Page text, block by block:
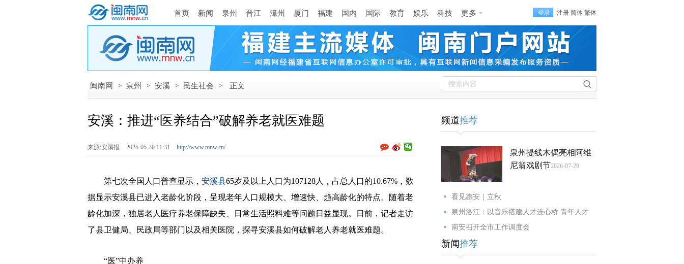
首页 新闻 泉州 晋江 漳州 厦门 福建 国内 国际 教育 娱乐 科技 更多 登录 注册 简体 繁体
闽南网 > 泉州 > 安溪 > 民生社会 > 正文
安溪：推进“医养结合”破解养老就医难题
来源:安溪报 2025-05-30 11:31 http://www.mnw.cn/
第七次全国人口普查显示， 安溪县65岁及以上人口为107128人，占总人口的10.67%，数
据显示安溪县已进入老龄化阶段，呈现老年人口规模大、增速快、趋高龄化的特点。随着老
龄化加深，独居老人医疗养老保障缺失、日常生活照料难等问题日益显现。日前，记者走访
了县卫健局、民政局等部门以及相关医院，探寻安溪县如何破解老人养老就医难题。
“医”中办养
频道推荐
泉州提线木偶亮相阿维
尼翁戏剧节2026-07-29
看见惠安｜立秋
泉州洛江：以音乐搭建人才连心桥 青年人才
南安召开全市工作调度会
新闻推荐